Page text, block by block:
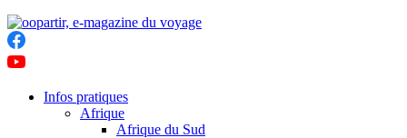
Infos pratiques
Afrique
Afrique du Sud